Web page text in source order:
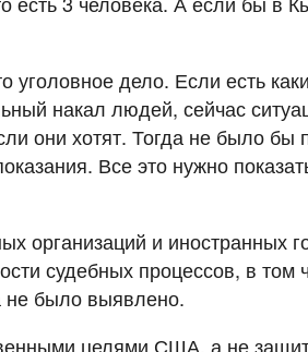
дело. Если есть
накал людей, сейчас
они хотят. Тогда не было бы
Все это нужно
и иностранных
судебных процессов, в
не было выявлено.
целями США, а не